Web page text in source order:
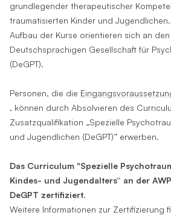
grundlegender therapeutischer
traumatisierten Kinder und
Aufbau der Kurse orientieren sich an
Deutschsprachigen Gesellschaft für
(DeGPT).
Personen, die die
, können durch Absolvieren des
Zusatzqualifikation „Spezielle
und Jugendlichen (DeGPT)” erwerben.
Das Curriculum "Spezielle
Kindes- und Jugendalters“ an der
DeGPT zertifiziert.
Weitere Informationen zur Zertifizierung